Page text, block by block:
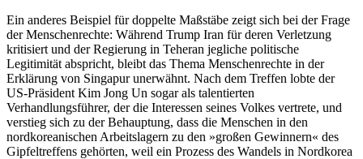
Ein anderes Beispiel für doppelte Maßstäbe zeigt sich bei der Frage
der Menschenrechte: Während Trump Iran für deren Verletzung
kritisiert und der Regierung in Teheran jegliche politische
Legitimität abspricht, bleibt das Thema Menschenrechte in der
Erklärung von Singapur unerwähnt. Nach dem Treffen lobte der
US-Präsident Kim Jong Un sogar als talentierten
Verhandlungsführer, der die Interessen seines Volkes vertrete, und
verstieg sich zu der Behauptung, dass die Menschen in den
nordkoreanischen Arbeitslagern zu den »großen Gewinnern« des
Gipfeltreffens gehörten, weil ein Prozess des Wandels in Nordkorea